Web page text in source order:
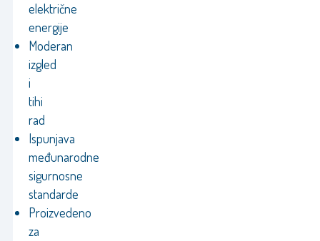
električne
energije
Moderan
izgled
i
tihi
rad
Ispunjava
međunarodne
sigurnosne
standarde
Proizvedeno
za